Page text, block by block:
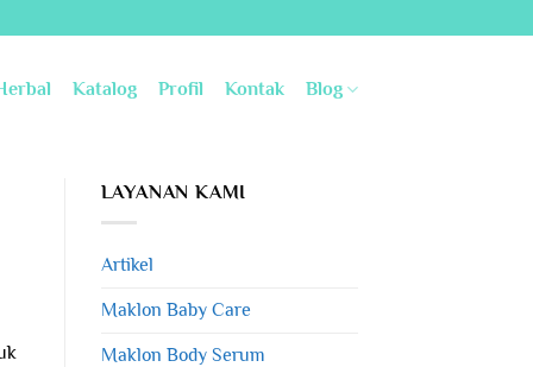
Katalog Profil Kontak Blog
LAYANAN KAMI
Artikel
Maklon Baby Care
Maklon Body Serum